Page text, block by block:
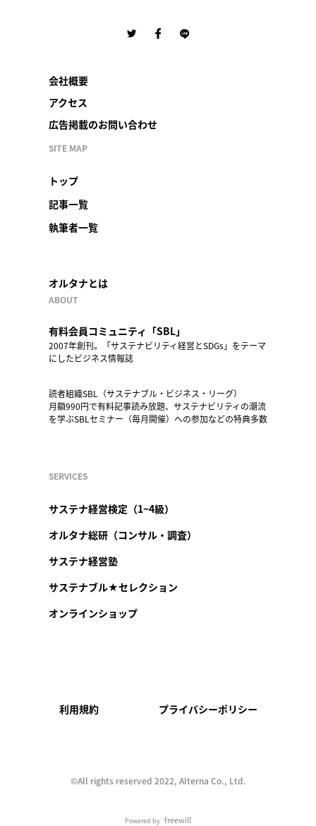
会社概要
アクセス
広告掲載のお問い合わせ
SITE MAP
トップ
記事一覧
執筆者一覧
オルタナとは
ABOUT
有料会員コミュニティ「SBL」
2007年創刊。「サステナビリティ経営とSDGs」をテーマ
にしたビジネス情報誌
読者組織SBL（サステナブル・ビジネス・リーグ）
月額990円で有料記事読み放題、サステナビリティの潮流
を学ぶSBLセミナー（毎月開催）への参加などの特典多数
SERVICES
サステナ経営検定（1~4級）
オルタナ総研（コンサル・調査）
サステナ経営塾
サステナブル★セレクション
オンラインショップ
利用規約 プライバシーポリシー
©︎All rights reserved 2022, Alterna Co., Ltd.
Powered by freewill